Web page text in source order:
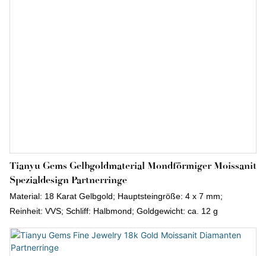
Tianyu Gems Gelbgoldmaterial Mondförmiger Moissanit
Spezialdesign Partnerringe
Material: 18 Karat Gelbgold; Hauptsteingröße: 4 x 7 mm;
Reinheit: VVS; Schliff: Halbmond; Goldgewicht: ca. 12 g